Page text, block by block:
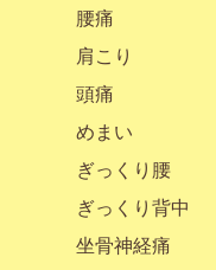
腰痛
肩こり
頭痛
めまい
ぎっくり腰
ぎっくり背中
坐骨神経痛